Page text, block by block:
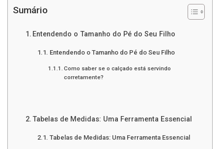
Sumário
Entendendo o Tamanho do Pé do Seu Filho
Entendendo o Tamanho do Pé do Seu Filho
Como saber se o calçado está servindo
corretamente?
Tabelas de Medidas: Uma Ferramenta Essencial
Tabelas de Medidas: Uma Ferramenta Essencial